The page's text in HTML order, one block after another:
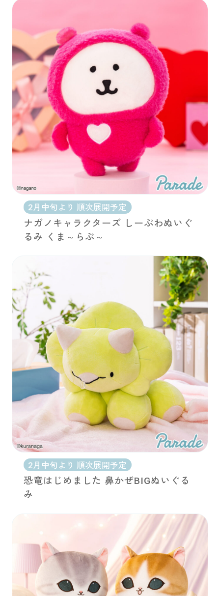
2月中旬より 順次展開予定
ナガノキャラクターズ しーぷわぬいぐ
るみ くま～らぶ～
2月中旬より 順次展開予定
恐竜はじめました 鼻かぜBIGぬいぐる
み